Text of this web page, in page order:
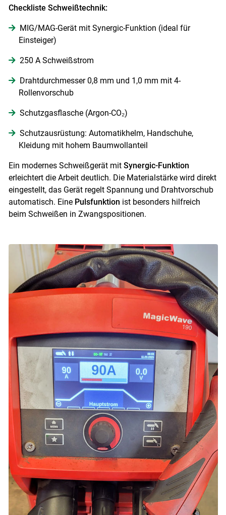
Checkliste Schweißtechnik:
MIG/MAG-Gerät mit Synergic-Funktion (ideal für
Einsteiger)
250 A Schweißstrom
Drahtdurchmesser 0,8 mm und 1,0 mm mit 4-
Rollenvorschub
Schutzgasflasche (Argon-CO₂)
Schutzausrüstung: Automatikhelm, Handschuhe,
Kleidung mit hohem Baumwollanteil
Ein modernes Schweißgerät mit Synergic-Funktion
erleichtert die Arbeit deutlich. Die Materialstärke wird direkt
eingestellt, das Gerät regelt Spannung und Drahtvorschub
automatisch. Eine Pulsfunktion ist besonders hilfreich
beim Schweißen in Zwangspositionen.